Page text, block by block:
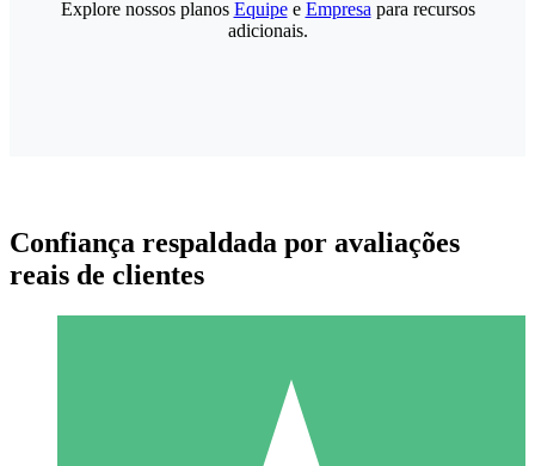
Pacotes de Créditos Individuais
Explore nossos planos Equipee Empresa para recursos
adicionais.
Confiança respaldada por avaliações
reais de clientes